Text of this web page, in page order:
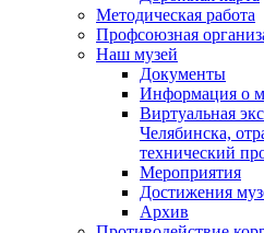
Методическая работа
Профсоюзная
Наш музей
Документы
Информация о
Виртуальная
Челябинска,
технический
Мероприятия
Достижения
Архив